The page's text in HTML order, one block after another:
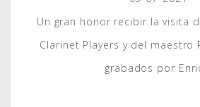
Un gran honor recibir la visita
Clarinet Players y del maestro
grabados por